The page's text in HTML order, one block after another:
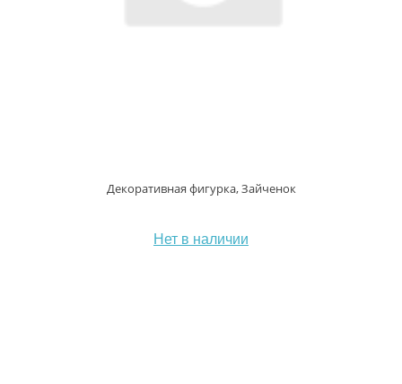
Декоративная фигурка, Зайченок
Нет в наличии